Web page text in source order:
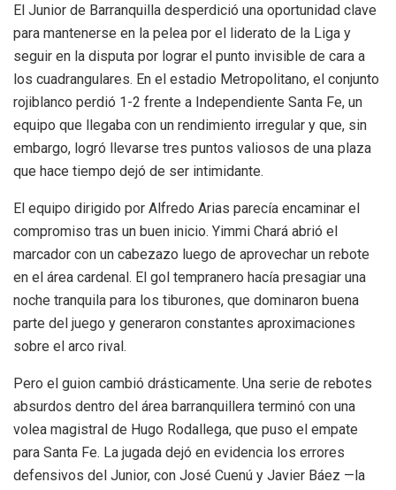
El Junior de Barranquilla desperdició una oportunidad clave
para mantenerse en la pelea por el liderato de la Liga y
seguir en la disputa por lograr el punto invisible de cara a
los cuadrangulares. En el estadio Metropolitano, el conjunto
rojiblanco perdió 1-2 frente a Independiente Santa Fe, un
equipo que llegaba con un rendimiento irregular y que, sin
embargo, logró llevarse tres puntos valiosos de una plaza
que hace tiempo dejó de ser intimidante.
El equipo dirigido por Alfredo Arias parecía encaminar el
compromiso tras un buen inicio. Yimmi Chará abrió el
marcador con un cabezazo luego de aprovechar un rebote
en el área cardenal. El gol tempranero hacía presagiar una
noche tranquila para los tiburones, que dominaron buena
parte del juego y generaron constantes aproximaciones
sobre el arco rival.
Pero el guion cambió drásticamente. Una serie de rebotes
absurdos dentro del área barranquillera terminó con una
volea magistral de Hugo Rodallega, que puso el empate
para Santa Fe. La jugada dejó en evidencia los errores
defensivos del Junior, con José Cuenú y Javier Báez —la